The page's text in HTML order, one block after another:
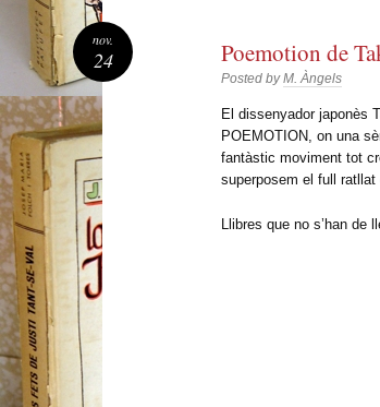
Poemotion de
Posted byM. Àngels
El dissenyador japonès
POEMOTION, on una
fantàstic moviment tot
superposem el full
Llibres que no s’han de
nov.
24